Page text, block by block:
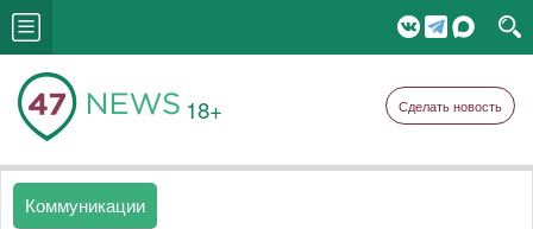
18+ Сделать новость
Коммуникации